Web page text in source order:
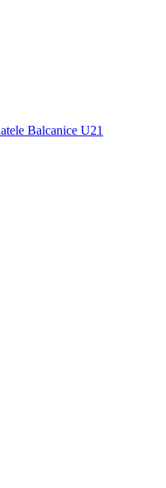
Balcanice U21